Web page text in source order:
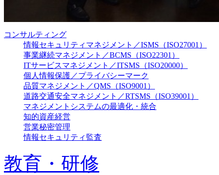
コンサルティング
情報セキュリティマネジメント／ISMS（ISO27001）
事業継続マネジメント／BCMS（ISO22301）
ITサービスマネジメント／ITSMS（ISO20000）
個人情報保護／プライバシーマーク
品質マネジメント／QMS（ISO9001）
道路交通安全マネジメント／RTSMS（ISO39001）
マネジメントシステムの最適化・統合
知的資産経営
営業秘密管理
情報セキュリティ監査
教育・研修